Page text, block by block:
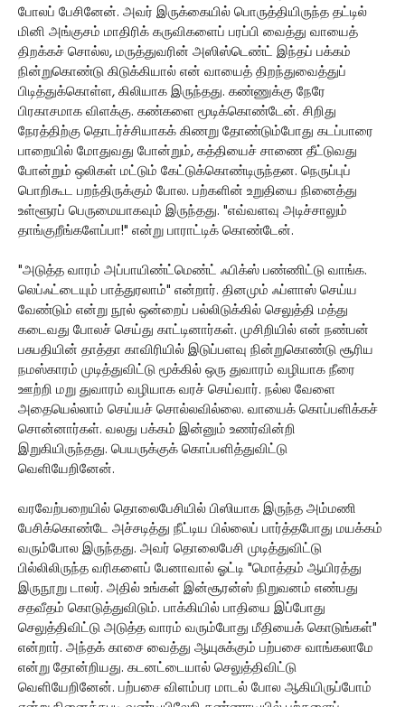
போலப் பேசினேன். அவர் இருக்கையில் பொருத்தியிருந்த தட்டில்
மினி அங்குசம் மாதிரிக் கருவிகளைப் பரப்பி வைத்து வாயைத்
திறக்கச் சொல்ல, மருத்துவரின் அஸிஸ்டெண்ட் இந்தப் பக்கம்
நின்றுகொண்டு கிடுக்கியால் என் வாயைத் திறந்துவைத்துப்
பிடித்துக்கொள்ள, கிலியாக இருந்தது. கண்ணுக்கு நேரே
பிரகாசமாக விளக்கு. கண்களை மூடிக்கொண்டேன். சிறிது
நேரத்திற்கு தொடர்ச்சியாகக் கிணறு தோண்டும்போது கடப்பாரை
பாறையில் மோதுவது போன்றும், கத்தியைச் சாணை தீட்டுவது
போன்றும் ஒலிகள் மட்டும் கேட்டுக்கொண்டிருந்தன. நெருப்புப்
பொறிகூட பறந்திருக்கும் போல. பற்களின் உறுதியை நினைத்து
உள்ளூரப் பெருமையாகவும் இருந்தது. "எவ்வளவு அடிச்சாலும்
தாங்குறீங்களேப்பா!" என்று பாராட்டிக் கொண்டேன்.
"அடுத்த வாரம் அப்பாயிண்ட்மெண்ட் ஃபிக்ஸ் பண்ணிட்டு வாங்க.
லெப்ஃட்டையும் பாத்துரலாம்" என்றார். தினமும் ஃப்ளாஸ் செய்ய
வேண்டும் என்று நூல் ஒன்றைப் பல்லிடுக்கில் செலுத்தி மத்து
கடைவது போலச் செய்து காட்டினார்கள். முசிறியில் என் நண்பன்
பசுபதியின் தாத்தா காவிரியில் இடுப்பளவு நின்றுகொண்டு சூரிய
நமஸ்காரம் முடித்துவிட்டு மூக்கில் ஒரு துவாரம் வழியாக நீரை
ஊற்றி மறு துவாரம் வழியாக வரச் செய்வார். நல்ல வேளை
அதையெல்லாம் செய்யச் சொல்லவில்லை. வாயைக் கொப்பளிக்கச்
சொன்னார்கள். வலது பக்கம் இன்னும் உணர்வின்றி
இறுகியிருந்தது. பெயருக்குக் கொப்பளித்துவிட்டு
வெளியேறினேன்.
வரவேற்பறையில் தொலைபேசியில் பிஸியாக இருந்த அம்மணி
பேசிக்கொண்டே அச்சடித்து நீட்டிய பில்லைப் பார்த்தபோது மயக்கம்
வரும்போல இருந்தது. அவர் தொலைபேசி முடித்துவிட்டு
பில்லிலிருந்த வரிகளைப் பேனாவால் ஓட்டி "மொத்தம் ஆயிரத்து
இருநூறு டாலர். அதில் உங்கள் இன்சூரன்ஸ் நிறுவனம் எண்பது
சதவீதம் கொடுத்துவிடும். பாக்கியில் பாதியை இப்போது
செலுத்திவிட்டு அடுத்த வாரம் வரும்போது மீதியைக் கொடுங்கள்"
என்றார். அந்தக் காசை வைத்து ஆயுசுக்கும் பற்பசை வாங்கலாமே
என்று தோன்றியது. கடனட்டையால் செலுத்திவிட்டு
வெளியேறினேன். பற்பசை விளம்பர மாடல் போல ஆகியிருப்போம்